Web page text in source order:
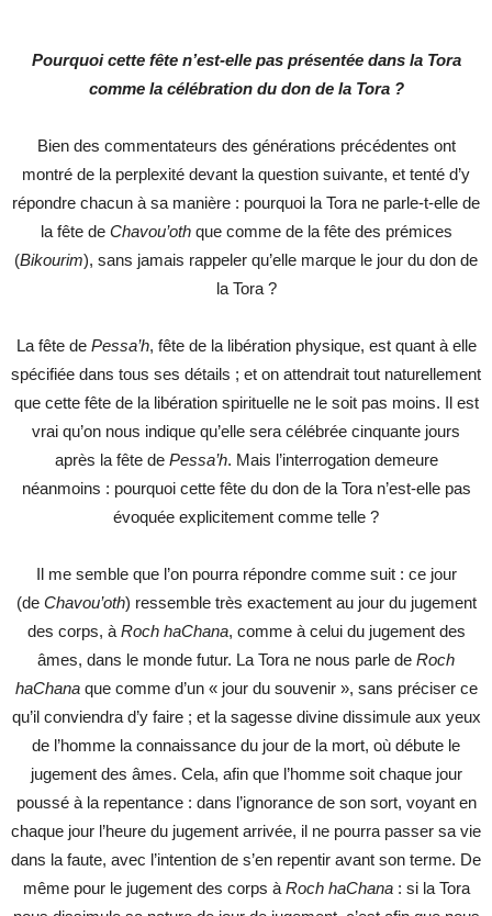
Pourquoi cette fête n’est-elle pas présentée dans la Tora
comme la célébration du don de la Tora ?
Bien des commentateurs des générations précédentes ont
montré de la perplexité devant la question suivante, et tenté d’y
répondre chacun à sa manière : pourquoi la Tora ne parle-t-elle de
la fête de Chavou’oth que comme de la fête des prémices
(Bikourim), sans jamais rappeler qu’elle marque le jour du don de
la Tora ?
La fête de Pessa’h, fête de la libération physique, est quant à elle
spécifiée dans tous ses détails ; et on attendrait tout naturellement
que cette fête de la libération spirituelle ne le soit pas moins. Il est
vrai qu’on nous indique qu’elle sera célébrée cinquante jours
après la fête de Pessa’h. Mais l’interrogation demeure
néanmoins : pourquoi cette fête du don de la Tora n’est-elle pas
évoquée explicitement comme telle ?
Il me semble que l’on pourra répondre comme suit : ce jour
(de Chavou’oth) ressemble très exactement au jour du jugement
des corps, à Roch haChana, comme à celui du jugement des
âmes, dans le monde futur. La Tora ne nous parle de Roch
haChana que comme d’un « jour du souvenir », sans préciser ce
qu’il conviendra d’y faire ; et la sagesse divine dissimule aux yeux
de l’homme la connaissance du jour de la mort, où débute le
jugement des âmes. Cela, afin que l’homme soit chaque jour
poussé à la repentance : dans l’ignorance de son sort, voyant en
chaque jour l’heure du jugement arrivée, il ne pourra passer sa vie
dans la faute, avec l’intention de s’en repentir avant son terme. De
même pour le jugement des corps à Roch haChana: si la Tora